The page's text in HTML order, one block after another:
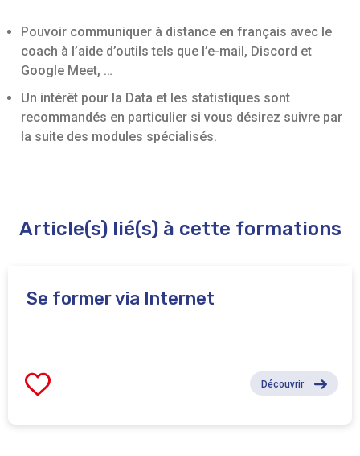
Pouvoir communiquer à distance en français avec le
coach à l’aide d’outils tels que l’e-mail, Discord et
Google Meet, …
Un intérêt pour la Data et les statistiques sont
recommandés en particulier si vous désirez suivre par
la suite des modules spécialisés.
Article(s) lié(s) à cette formations
Se former via Internet
Découvrir